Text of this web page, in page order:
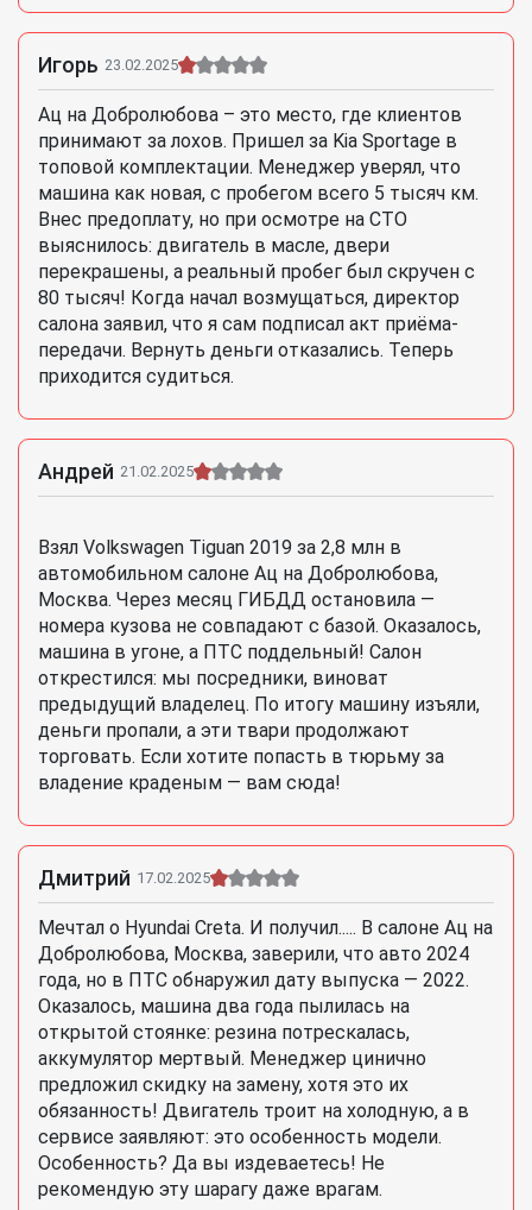
Игорь 23.02.2025
Ац на Добролюбова – это место, где клиентов
принимают за лохов. Пришел за Kia Sportage в
топовой комплектации. Менеджер уверял, что
машина как новая, с пробегом всего 5 тысяч км.
Внес предоплату, но при осмотре на СТО
выяснилось: двигатель в масле, двери
перекрашены, а реальный пробег был скручен с
80 тысяч! Когда начал возмущаться, директор
салона заявил, что я сам подписал акт приёма-
передачи. Вернуть деньги отказались. Теперь
приходится судиться.
Андрей 21.02.2025
Взял Volkswagen Tiguan 2019 за 2,8 млн в
автомобильном салоне Ац на Добролюбова,
Москва. Через месяц ГИБДД остановила —
номера кузова не совпадают с базой. Оказалось,
машина в угоне, а ПТС поддельный! Салон
открестился: мы посредники, виноват
предыдущий владелец. По итогу машину изъяли,
деньги пропали, а эти твари продолжают
торговать. Если хотите попасть в тюрьму за
владение краденым — вам сюда!
Дмитрий 17.02.2025
Мечтал о Hyundai Creta. И получил..... В салоне Ац на
Добролюбова, Москва, заверили, что авто 2024
года, но в ПТС обнаружил дату выпуска — 2022.
Оказалось, машина два года пылилась на
открытой стоянке: резина потрескалась,
аккумулятор мертвый. Менеджер цинично
предложил скидку на замену, хотя это их
обязанность! Двигатель троит на холодную, а в
сервисе заявляют: это особенность модели.
Особенность? Да вы издеваетесь! Не
рекомендую эту шарагу даже врагам.